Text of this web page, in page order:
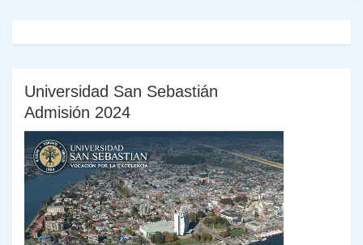
Universidad San Sebastián
Admisión 2024